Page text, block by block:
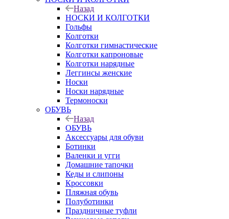
Назад
НОСКИ И КОЛГОТКИ
Гольфы
Колготки
Колготки гимнастические
Колготки капроновые
Колготки нарядные
Леггинсы женские
Носки
Носки нарядные
Термоноски
ОБУВЬ
Назад
ОБУВЬ
Аксессуары для обуви
Ботинки
Валенки и угги
Домашние тапочки
Кеды и слипоны
Кроссовки
Пляжная обувь
Полуботинки
Праздничные туфли